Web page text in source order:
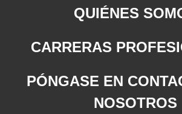
QUIÉNES
CARRERAS
PÓNGASE EN
NOSOTROS